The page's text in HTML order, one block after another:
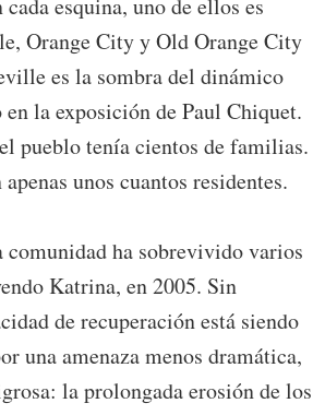
esquina, uno de ellos es
Orange City y Old Orange City
es la sombra del dinámico
la exposición de Paul Chiquet.
pueblo tenía cientos de familias.
unos cuantos residentes.
comunidad ha sobrevivido varios
Katrina, en 2005. Sin
de recuperación está siendo
una amenaza menos dramática,
la prolongada erosión de los